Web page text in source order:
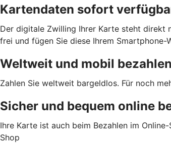
Kartendaten sofort
Der digitale Zwilling Ihrer Karte steht direkt
frei und fügen Sie diese Ihrem
Weltweit und mobil bezahlen
Zahlen Sie weltweit bargeldlos. Für noch
Sicher und bequem online
Ihre Karte ist auch beim Bezahlen im
Shop